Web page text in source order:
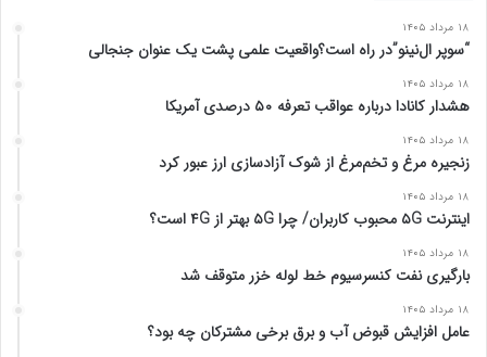
ب
ی
ع
ی
۱۸ مرداد ۱۴۰۵
“سوپر ال‌نینو”در راه است؟واقعیت علمی پشت یک عنوان جنجالی
۱۸ مرداد ۱۴۰۵
هشدار کانادا درباره عواقب تعرفه ۵۰ درصدی آمریکا
۱۸ مرداد ۱۴۰۵
زنجیره مرغ و تخم‌مرغ از شوک آزادسازی ارز عبور کرد
۱۸ مرداد ۱۴۰۵
اینترنت ۵G محبوب کاربران/ چرا ۵G بهتر از ۴G است؟
۱۸ مرداد ۱۴۰۵
بارگیری نفت کنسرسیوم خط لوله خزر متوقف شد
۱۸ مرداد ۱۴۰۵
عامل افزایش قبوض آب و برق برخی مشترکان چه بود؟